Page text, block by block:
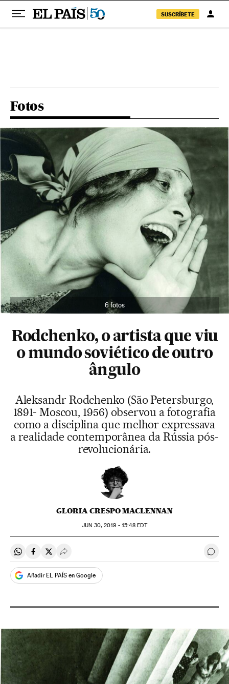
SUSCRÍBETE
Fotos
6 fotos
Rodchenko, o artista que viu
o mundo soviético de outro
ângulo
Aleksandr Rodchenko (São Petersburgo,
1891- Moscou, 1956) observou a fotografia
como a disciplina que melhor expressava
a realidade contemporânea da Rússia pós-
revolucionária.
GLORIA CRESPO MACLENNAN
JUN 30, 2019 - 15:48 EDT
Compartir en Whatsapp
Compartir en Facebook
Compartir en Twitter
Desplegar Redes Sociales
Añadir EL PAÍS en Google